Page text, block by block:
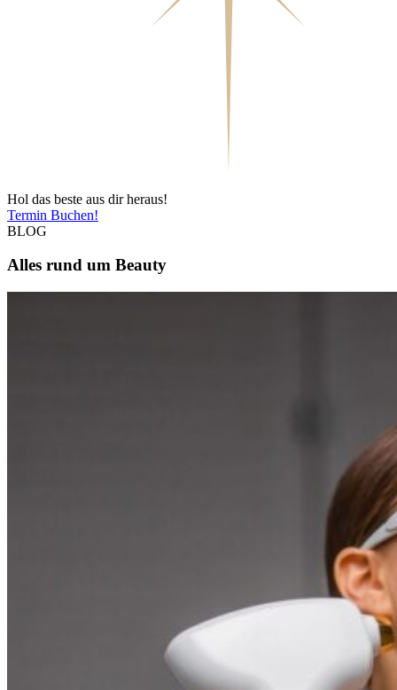
Hol das beste aus dir heraus!
Termin Buchen!
BLOG
Alles rund um Beauty